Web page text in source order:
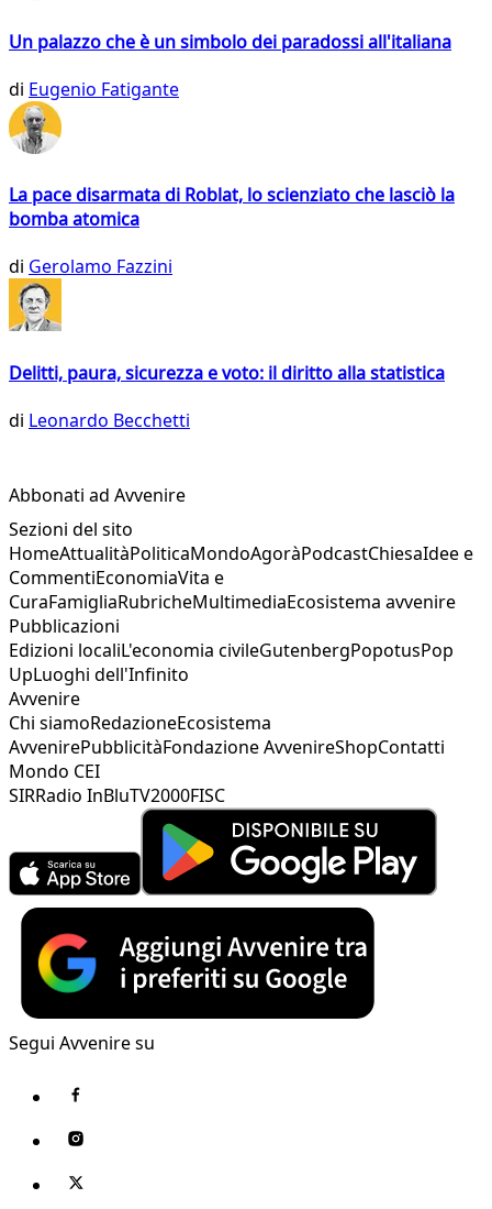
Un palazzo che è un simbolo dei paradossi all'italiana
di Eugenio Fatigante
La pace disarmata di Roblat, lo scienziato che lasciò la
bomba atomica
di Gerolamo Fazzini
Delitti, paura, sicurezza e voto: il diritto alla statistica
di Leonardo Becchetti
Abbonati ad Avvenire
Sezioni del sito
HomeAttualitàPoliticaMondoAgoràPodcastChiesaIdee e
CommentiEconomiaVita e
CuraFamigliaRubricheMultimediaEcosistema avvenire
Pubblicazioni
Edizioni localiL'economia civileGutenbergPopotusPop
UpLuoghi dell'Infinito
Avvenire
Chi siamoRedazioneEcosistema
AvvenirePubblicitàFondazione AvvenireShopContatti
Mondo CEI
SIRRadio InBluTV2000FISC
Segui Avvenire su